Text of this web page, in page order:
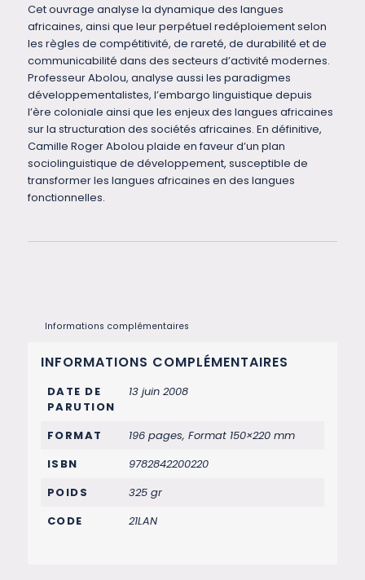
Cet ouvrage analyse la dynamique des langues
africaines, ainsi que leur perpétuel redéploiement selon
les règles de compétitivité, de rareté, de durabilité et de
communicabilité dans des secteurs d’activité modernes.
Professeur Abolou, analyse aussi les paradigmes
développementalistes, l’embargo linguistique depuis
l’ère coloniale ainsi que les enjeux des langues africaines
sur la structuration des sociétés africaines. En définitive,
Camille Roger Abolou plaide en faveur d’un plan
sociolinguistique de développement, susceptible de
transformer les langues africaines en des langues
fonctionnelles.
Informations complémentaires
INFORMATIONS COMPLÉMENTAIRES
DATE DE
PARUTION
13 juin 2008
FORMAT
196 pages, Format 150×220 mm
ISBN
9782842200220
POIDS
325 gr
CODE
21LAN